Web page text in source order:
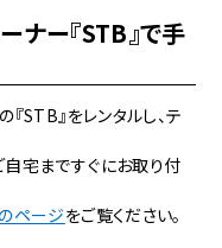
ナー『STB』で手
STB』をレンタルし、テ
自宅まですぐにお取り付
ページをご覧ください。